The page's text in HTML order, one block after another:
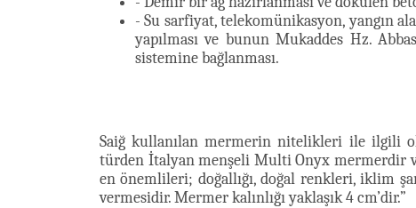
- Su sarfiyat, telekomünikasyon, yangın
yapılması ve bunun Mukaddes Hz. Abbas
sistemine bağlanması.
Saiğ kullanılan mermerin nitelikleri ile ilgili
türden İtalyan menşeli Multi Onyx mermerdir
en önemlileri; doğallığı, doğal renkleri, iklim
vermesidir. Mermer kalınlığı yaklaşık 4 cm’dir.”